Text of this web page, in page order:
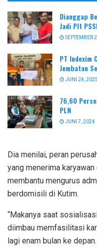
Dianggap
Jadi Plt
SEPTEMBER
PT Indexim
Jembatan
JUNI 24, 2025
76,60
PLN
JUNI 7, 2024
Dia menilai, peran
yang menerima
membantu mengurus
berdomisili di Kutim.
“Makanya saat
diimbau memfasilitasi
lagi enam bulan ke